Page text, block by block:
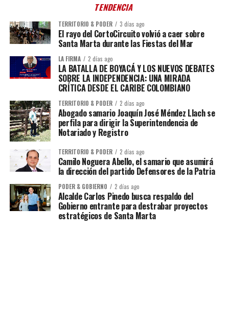
TENDENCIA
TERRITORIO & PODER 3 días ago
El rayo del CortoCircuito volvió a caer sobre
Santa Marta durante las Fiestas del Mar
LA FIRMA 2 días ago
LA BATALLA DE BOYACÁ Y LOS NUEVOS DEBATES
SOBRE LA INDEPENDENCIA: UNA MIRADA
CRÍTICA DESDE EL CARIBE COLOMBIANO
TERRITORIO & PODER 2 días ago
Abogado samario Joaquín José Méndez Llach se
perfila para dirigir la Superintendencia de
Notariado y Registro
TERRITORIO & PODER 2 días ago
Camilo Noguera Abello, el samario que asumirá
la dirección del partido Defensores de la Patria
PODER & GOBIERNO 2 días ago
Alcalde Carlos Pinedo busca respaldo del
Gobierno entrante para destrabar proyectos
estratégicos de Santa Marta